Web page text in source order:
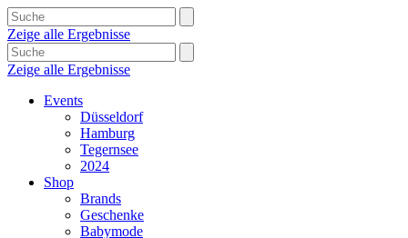
Zeige alle Ergebnisse
Zeige alle Ergebnisse
Events
Düsseldorf
Hamburg
Tegernsee
2024
Shop
Brands
Geschenke
Babymode